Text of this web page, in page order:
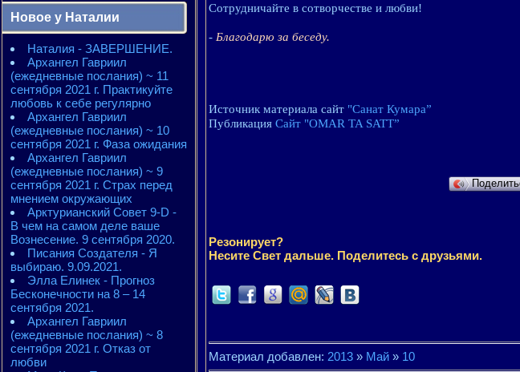
2010 - энергии месяцев
2010 - ЭНЕРГИИ года
2011 - энергии месяцев
2011 - ЭНЕРГИИ года
2012 - энергии месяцев
2012 - ЭНЕРГИИ года
2013 - энергии месяцев
2013 - ЭНЕРГИИ года
2014 - энергии месяцев
2014 - ЭНЕРГИИ года
2015 - энергии месяцев
2015 - ЭНЕРГИИ года
Новое у Наталии
Наталия - ЗАВЕРШЕНИЕ.
Архангел Гавриил
(ежедневные послания) ~ 11
сентября 2021 г. Практикуйте
любовь к себе регулярно
Архангел Гавриил
(ежедневные послания) ~ 10
сентября 2021 г. Фаза ожидания
Архангел Гавриил
(ежедневные послания) ~ 9
сентября 2021 г. Страх перед
мнением окружающих
Арктурианский Совет 9-D -
В чем на самом деле ваше
Вознесение. 9 сентября 2020.
Писания Создателя - Я
выбираю. 9.09.2021.
Элла Елинек - Прогноз
Бесконечности на 8 – 14
сентября 2021.
Архангел Гавриил
(ежедневные послания) ~ 8
сентября 2021 г. Отказ от
любви
Сотрудничайте в сотворчестве и любви!
- Благодарю за беседу.
Источник материала сайт "Санат Кумара”
Публикация Сайт "OMAR TA SATT”
Резонирует?
Несите Свет дальше. Поделитесь с друзьями.
Материал добавлен: 2013 » Май » 10